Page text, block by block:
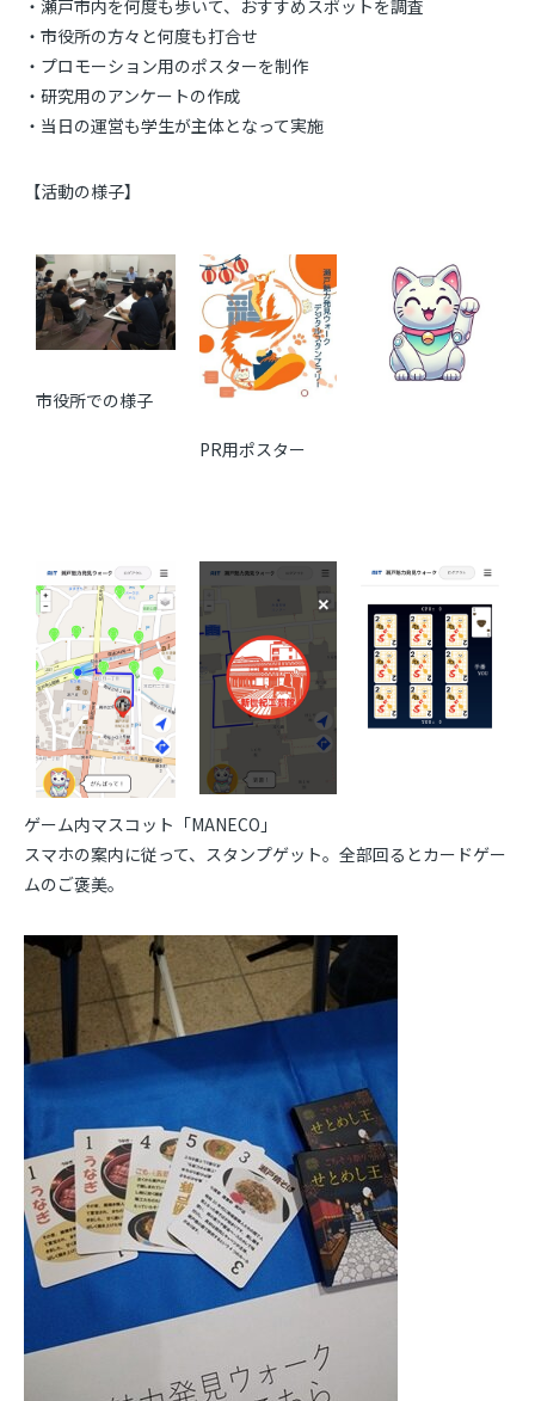
・瀬戸市内を何度も歩いて、おすすめスポットを調査
・市役所の方々と何度も打合せ
・プロモーション用のポスターを制作
・研究用のアンケートの作成
・当日の運営も学生が主体となって実施
【活動の様子】
市役所での様子
PR用ポスター
ゲーム内マスコット「MANECO 」
スマホの案内に従って、スタンプゲット。全部回るとカードゲー
ムのご褒美。